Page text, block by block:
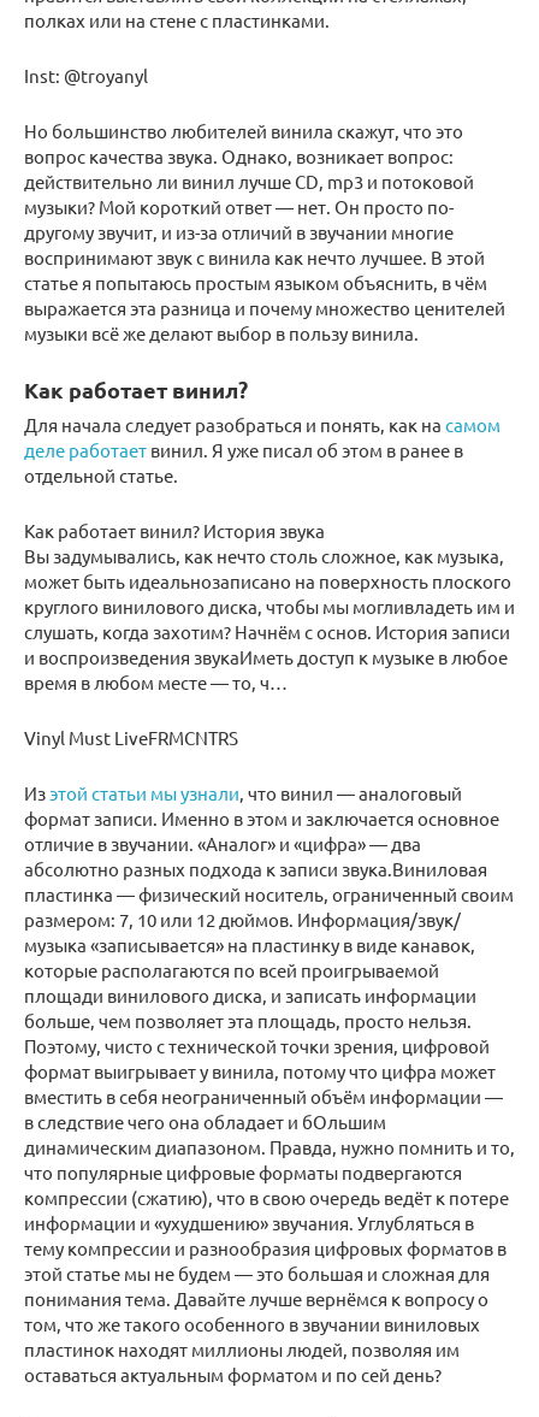
полках или на стене с пластинками.
Inst: @troyanyl
Но большинство любителей винила скажут, что это
вопрос качества звука. Однако, возникает вопрос:
действительно ли винил лучше CD, mp3 и потоковой
музыки? Мой короткий ответ — нет. Он просто по-
другому звучит, и из-за отличий в звучании многие
воспринимают звук с винила как нечто лучшее. В этой
статье я попытаюсь простым языком объяснить, в чём
выражается эта разница и почему множество ценителей
музыки всё же делают выбор в пользу винила.⠀
Как работает винил?
Для начала следует разобраться и понять, как на самом
деле работает винил. Я уже писал об этом в ранее в
отдельной статье.
Как работает винил? История звука
Вы задумывались, как нечто столь сложное, как музыка,
может быть идеальнозаписано на поверхность плоского
круглого винилового диска, чтобы мы могливладеть им и
слушать, когда захотим? Начнём с основ. История записи
и воспроизведения звукаИметь доступ к музыке в любое
время в любом месте — то, ч…
Vinyl Must LiveFRMCNTRS
Изэтой статьи мы узнали, что винил — аналоговый
формат записи. Именно в этом и заключается основное
отличие в звучании. «Аналог» и «цифра» — два
абсолютно разных подхода к записи звука.Виниловая
пластинка — физический носитель, ограниченный своим
размером: 7, 10 или 12 дюймов. Информация/звук/
музыка «записывается» на пластинку в виде канавок,
которые располагаются по всей проигрываемой
площади винилового диска, и записать информации
больше, чем позволяет эта площадь, просто нельзя.
Поэтому, чисто с технической точки зрения, цифровой
формат выигрывает у винила, потому что цифра может
вместить в себя неограниченный объём информации —
в следствие чего она обладает и бОльшим
динамическим диапазоном. Правда, нужно помнить и то,
что популярные цифровые форматы подвергаются
компрессии (сжатию), что в свою очередь ведёт к потере
информации и «ухудшению» звучания. Углубляться в
тему компрессии и разнообразия цифровых форматов в
этой статье мы не будем — это большая и сложная для
понимания тема. Давайте лучше вернёмся к вопросу о
том, что же такого особенного в звучании виниловых
пластинок находят миллионы людей, позволяя им
оставаться актуальным форматом и по сей день?